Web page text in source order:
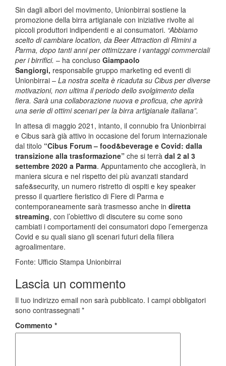
Sin dagli albori del movimento, Unionbirrai sostiene la
promozione della birra artigianale con iniziative rivolte ai
piccoli produttori indipendenti e ai consumatori. “Abbiamo
scelto di cambiare location, da Beer Attraction di Rimini a
Parma, dopo tanti anni per ottimizzare i vantaggi commerciali
per i birrifici. – ha concluso Giampaolo
Sangiorgi, responsabile gruppo marketing ed eventi di
Unionbirrai – La nostra scelta è ricaduta su Cibus per diverse
motivazioni, non ultima il periodo dello svolgimento della
fiera. Sarà una collaborazione nuova e proficua, che aprirà
una serie di ottimi scenari per la birra artigianale italiana”.
In attesa di maggio 2021, intanto, il connubio fra Unionbirrai
e Cibus sarà già attivo in occasione del forum internazionale
dal titolo “Cibus Forum – food&beverage e Covid: dalla
transizione alla trasformazione” che si terrà dal 2 al 3
settembre 2020 a Parma. Appuntamento che accoglierà, in
maniera sicura e nel rispetto dei più avanzati standard
safe&security, un numero ristretto di ospiti e key speaker
presso il quartiere fieristico di Fiere di Parma e
contemporaneamente sarà trasmesso anche in diretta
streaming, con l’obiettivo di discutere su come sono
cambiati i comportamenti dei consumatori dopo l’emergenza
Covid e su quali siano gli scenari futuri della filiera
agroalimentare.
Fonte: Ufficio Stampa Unionbirrai
Lascia un commento
Il tuo indirizzo email non sarà pubblicato. I campi obbligatori
sono contrassegnati *
Commento *